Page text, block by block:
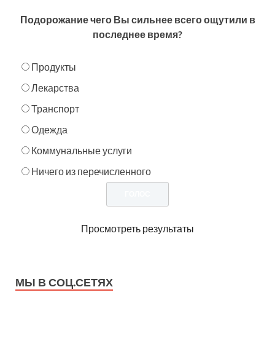
Подорожание чего Вы сильнее всего ощутили в
последнее время?
Продукты
Лекарства
Транспорт
Одежда
Коммунальные услуги
Ничего из перечисленного
Просмотреть результаты
МЫ В СОЦ.СЕТЯХ